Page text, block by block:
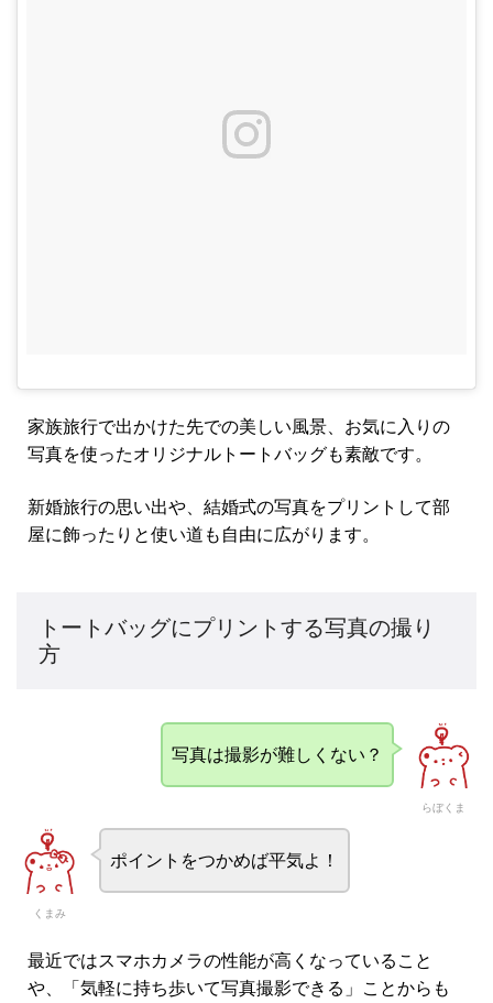
家族旅行で出かけた先での美しい風景、お気に入りの
写真を使ったオリジナルトートバッグも素敵です。
新婚旅行の思い出や、結婚式の写真をプリントして部
屋に飾ったりと使い道も自由に広がります。
トートバッグにプリントする写真の撮り
方
らぼくま
写真は撮影が難しくない？
くまみ
ポイントをつかめば平気よ！
最近ではスマホカメラの性能が高くなっていること
や、「気軽に持ち歩いて写真撮影できる」ことからも